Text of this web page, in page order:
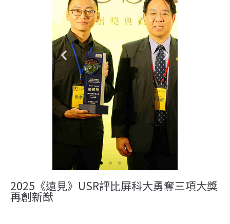
2025《遠見》USR評比屏科大勇奪三項大獎
再創新猷